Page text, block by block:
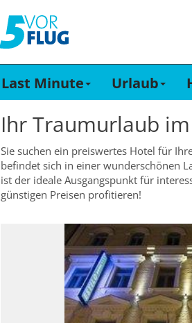
Last Minute Urlaub
Ihr Traumurlaub im
Sie suchen ein preiswertes Hotel für
befindet sich in einer wunderschönen
ist der ideale Ausgangspunkt für
günstigen Preisen profitieren!